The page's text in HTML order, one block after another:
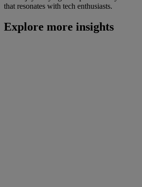
that resonates with tech enthusiasts.
Explore more insights